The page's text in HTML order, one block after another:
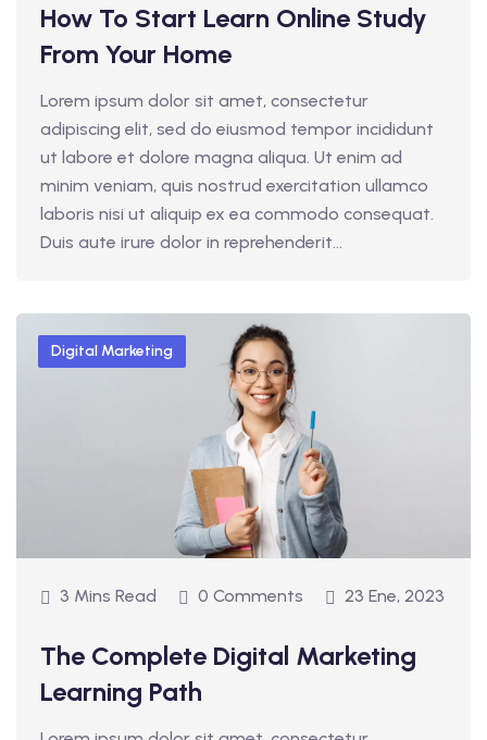
How To Start Learn Online Study
From Your Home
Lorem ipsum dolor sit amet, consectetur
adipiscing elit, sed do eiusmod tempor incididunt
ut labore et dolore magna aliqua. Ut enim ad
minim veniam, quis nostrud exercitation ullamco
laboris nisi ut aliquip ex ea commodo consequat.
Duis aute irure dolor in reprehenderit...
Digital Marketing
3 Mins Read 0 Comments 23 Ene, 2023
The Complete Digital Marketing
Learning Path